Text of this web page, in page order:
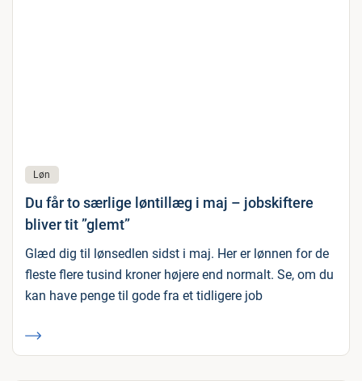
Løn
Du får to særlige løntillæg i maj – jobskiftere
bliver tit ”glemt”
Glæd dig til lønsedlen sidst i maj. Her er lønnen for de
fleste flere tusind kroner højere end normalt. Se, om du
kan have penge til gode fra et tidligere job